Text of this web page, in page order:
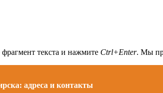
текста и нажмите Ctrl+Enter. Мы
адреса и контакты